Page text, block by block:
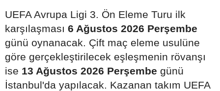
UEFA Avrupa Ligi 3. Ön Eleme Turu ilk
karşılaşması 6 Ağustos 2026 Perşembe
günü oynanacak. Çift maç eleme usulüne
göre gerçekleştirilecek eşleşmenin rövanşı
ise 13 Ağustos 2026 Perşembe günü
İstanbul'da yapılacak. Kazanan takım UEFA